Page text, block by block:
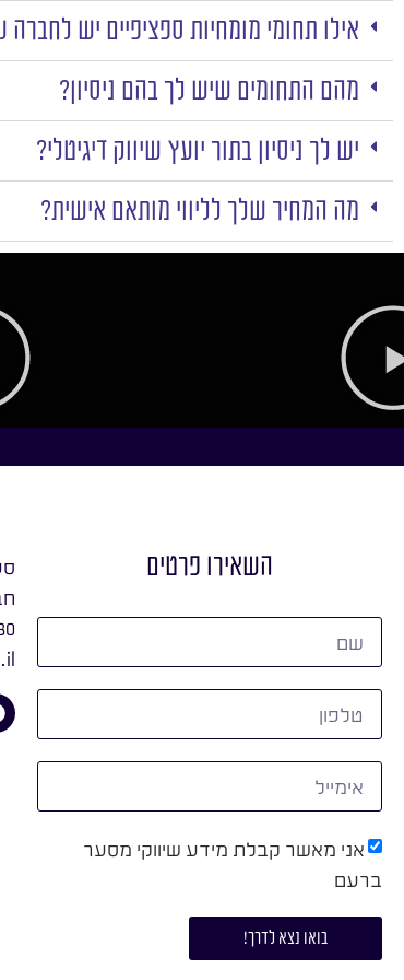
אילו תחומי מומחיות ספציפיים יש
מהם התחומים שיש לך בהם ניסיון?
יש לך ניסיון בתור יועץ שיווק דיגיטלי?
מה המחיר שלך לליווי מותאם אישית?
השאירו פרטים
אני מאשר קבלת מידע שיווקי מסער
ברעם
בואו נצא לדרך!